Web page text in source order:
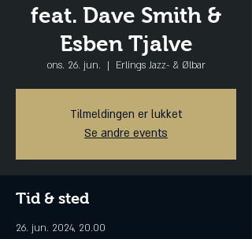
feat. Dave Smith &
Esben Tjalve
ons. 26. jun.
  |
Erlings Jazz- & Ølbar
Tilmeldingen er lukket
Se andre events
Tid & sted
26. jun. 2024, 20.00